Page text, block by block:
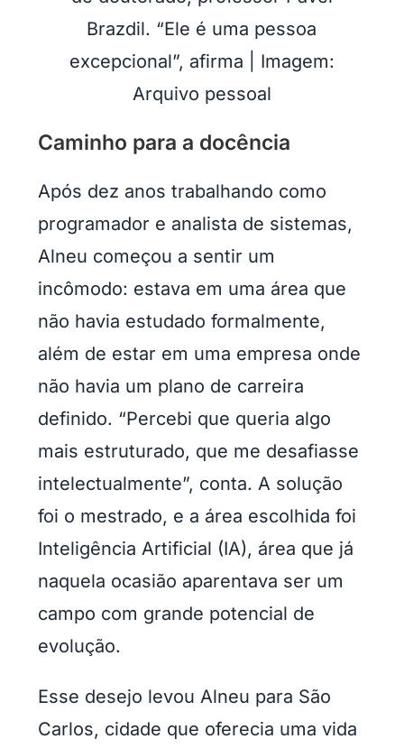
Brazdil. “Ele é uma pessoa
excepcional”, afirma | Imagem:
Arquivo pessoal
Caminho para a docência
Após dez anos trabalhando como
programador e analista de sistemas,
Alneu começou a sentir um
incômodo: estava em uma área que
não havia estudado formalmente,
além de estar em uma empresa onde
não havia um plano de carreira
definido. “Percebi que queria algo
mais estruturado, que me desafiasse
intelectualmente”, conta. A solução
foi o mestrado, e a área escolhida foi
Inteligência Artificial (IA), área que já
naquela ocasião aparentava ser um
campo com grande potencial de
evolução.
Esse desejo levou Alneu para São
Carlos, cidade que oferecia uma vida